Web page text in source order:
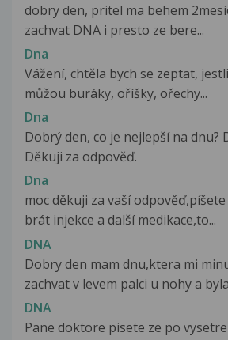
dobry den, pritel ma behem
zachvat DNA i presto ze bere...
Dna
Vážení, chtěla bych se zeptat,
můžou buráky, oříšky, ořechy...
Dna
Dobrý den, co je nejlepší na dnu?
Děkuji za odpověď.
Dna
moc děkuji za vaší
brát injekce a další medikace,to...
DNA
Dobry den mam dnu,ktera mi
zachvat v levem palci u nohy a
DNA
Pane doktore pisete ze po